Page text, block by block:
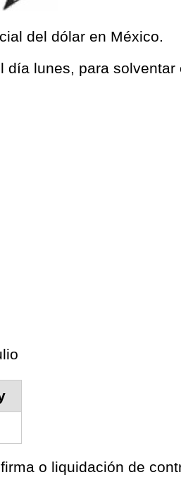
del dólar en México.
día lunes, para solventar
o liquidación de